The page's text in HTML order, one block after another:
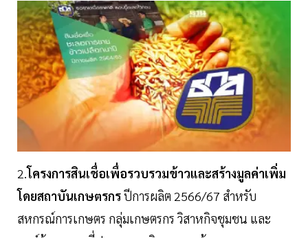
2.โครงการสินเชื่อเพื่อรวบรวมข้าวและสร้างมูลค่าเพิ่ม
โดยสถาบันเกษตรกรปีการผลิต 2566/67 สำหรับ
สหกรณ์การเกษตร กลุ่มเกษตรกร วิสาหกิจชุมชน และ